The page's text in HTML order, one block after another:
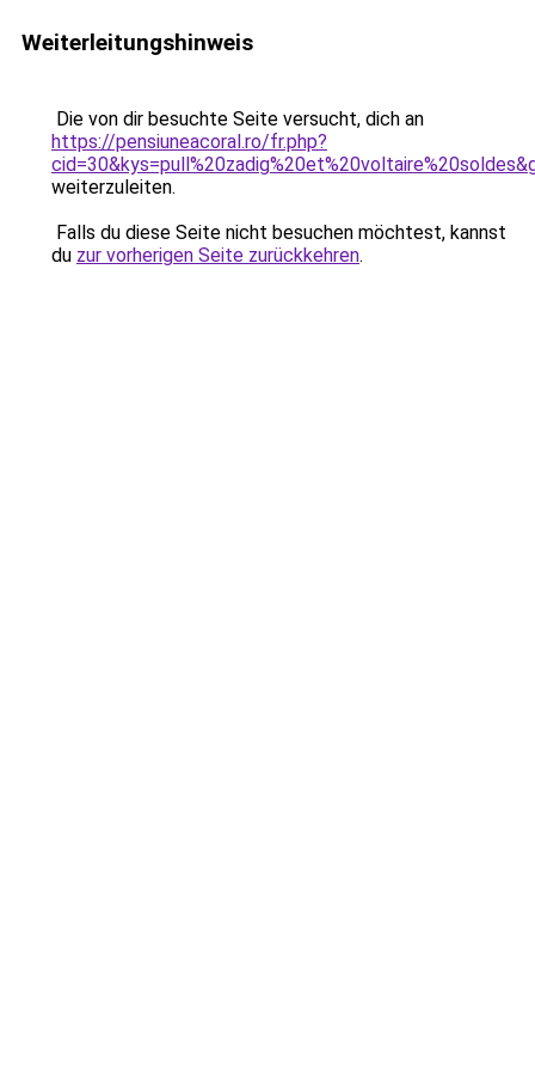
Weiterleitungshinweis
Die von dir besuchte Seite versucht, dich an
https://pensiuneacoral.ro/fr.php?
weiterzuleiten.
Falls du diese Seite nicht besuchen möchtest, kannst
du zur vorherigen Seite zurückkehren.